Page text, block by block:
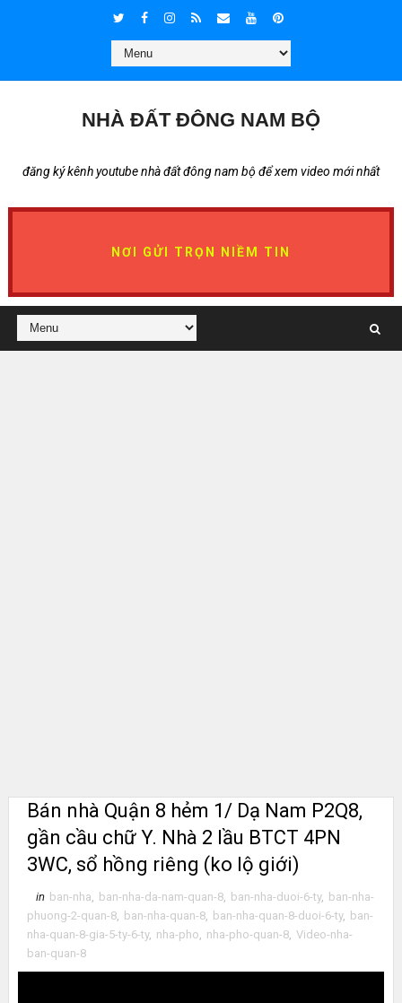
NHÀ ĐẤT ĐÔNG NAM BỘ
đăng ký kênh youtube nhà đất đông nam bộ để xem video mới nhất
NƠI GỬI TRỌN NIỀM TIN
Bán nhà Quận 8 hẻm 1/ Dạ Nam P2Q8,
gần cầu chữ Y. Nhà 2 lầu BTCT 4PN
3WC, sổ hồng riêng (ko lộ giới)
in ban-nha, ban-nha-da-nam-quan-8, ban-nha-duoi-6-ty, ban-nha-
phuong-2-quan-8, ban-nha-quan-8, ban-nha-quan-8-duoi-6-ty, ban-
nha-quan-8-gia-5-ty-6-ty, nha-pho, nha-pho-quan-8, Video-nha-
ban-quan-8